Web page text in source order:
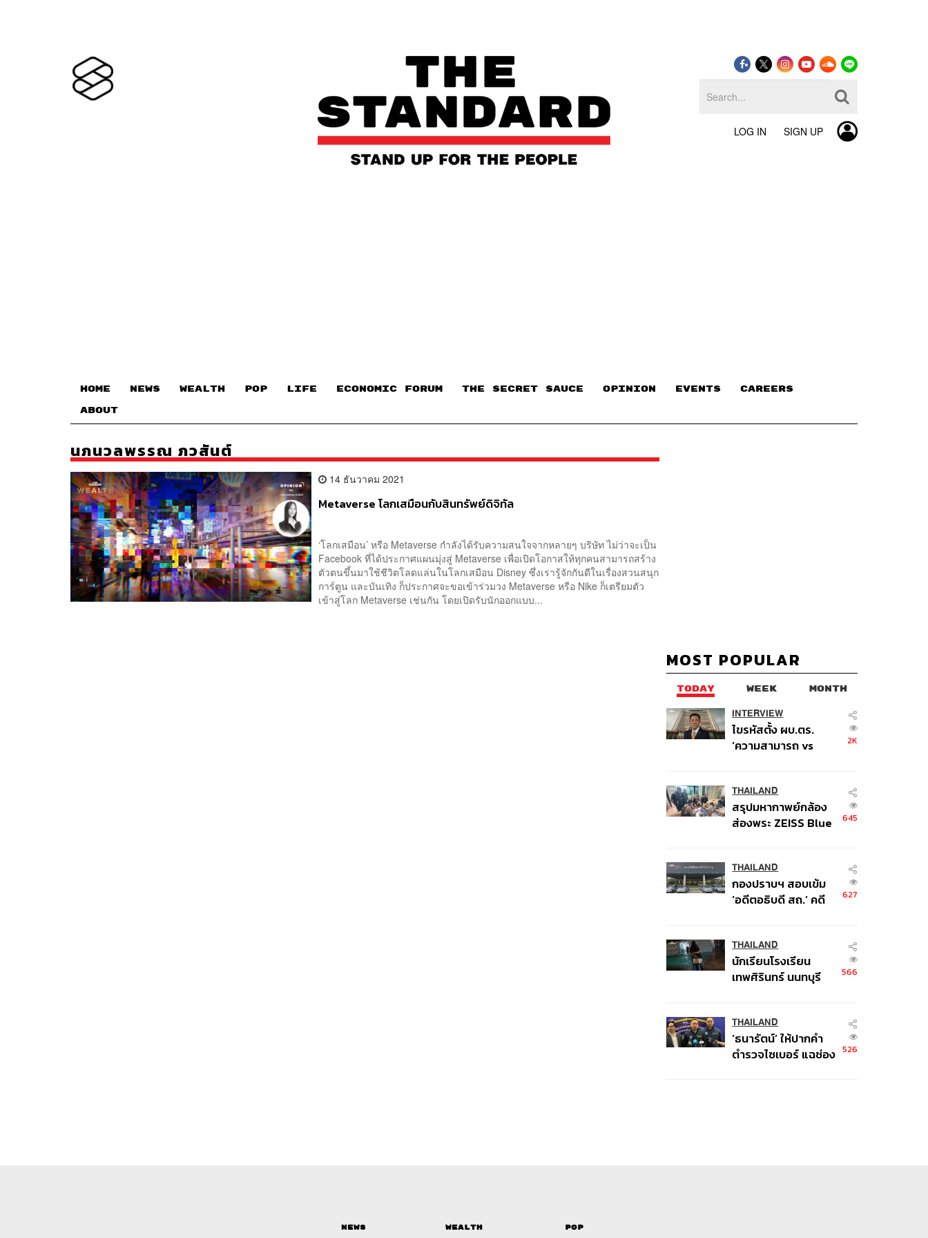
LOG IN SIGN UP
HOME NEWS WEALTH POP LIFE ECONOMIC FORUM THE SECRET SAUCE​ OPINION EVENTS CAREERS
ABOUT
นภนวลพรรณ ภวสันต์
14 ธันวาคม 2021
Metaverse โลกเสมือนกับสินทรัพย์ดิจิทัล
‘โลกเสมือน’ หรือ Metaverse กำลังได้รับความสนใจจากหลายๆ บริษัท ไม่ว่าจะเป็น
Facebook ที่ได้ประกาศแผนมุ่งสู่ Metaverse เพื่อเปิดโอกาสให้ทุกคนสามารถสร้าง
ตัวตนขึ้นมาใช้ชีวิตโลดแล่นในโลกเสมือน Disney ซึ่งเรารู้จักกันดีในเรื่องสวนสนุก
การ์ตูน และบันเทิง ก็ประกาศจะขอเข้าร่วมวง Metaverse หรือ Nike ก็เตรียมตัว
เข้าสู่โลก Metaverse เช่นกัน โดยเปิดรับนักออกแบบ...
MOST POPULAR
TODAY WEEK MONTH
INTERVIEW
ไขรหัสตั้ง ผบ.ตร.
‘ความสามารถ vs
พล.ต.อ. เอก อังสนา
นนท์
2K
THAILAND
สรุปมหากาพย์กล้อง
ส่องพระ ZEISS Blue
พิพาท ‘มาเวลล์ฯ’ ฟ้อง
‘โทน บางแค’ ผิดนัด
จ่ายหนี้-แอบระบุ
645
THAILAND
กองปราบฯ สอบเข้ม
‘อดีตอธิบดี สถ.’ คดี
ป.ป.ช. 12 ส.ค. นี้
627
THAILAND
นักเรียนโรงเรียน
เทพศิรินทร์ นนทบุรี
เหตุใช้อาวุธปืนภายใน
โรงเรียนคลี่คลาย
566
THAILAND
‘ธนารัตน์’ ให้ปากคำ
ตำรวจไซเบอร์ แฉช่อง 526
News Wealth
Pop